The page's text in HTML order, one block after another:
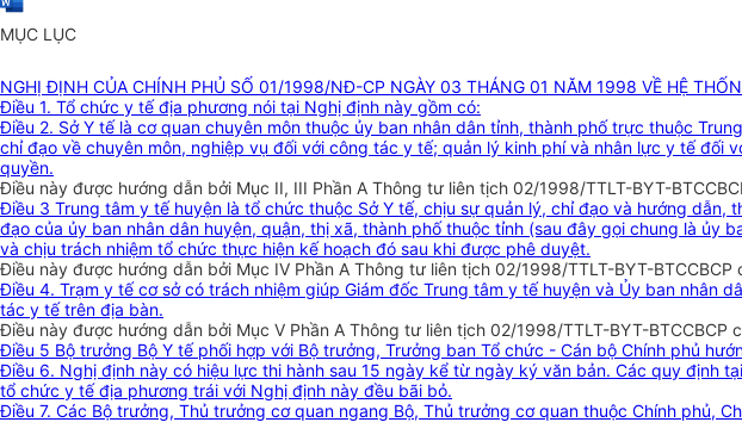
MỤC LỤC
NGHỊ ĐỊNH CỦA CHÍNH PHỦ SỐ 01/1998/NĐ-CP NGÀY 03 THÁNG 01 NĂM 1998 VỀ HỆ
Điều 1. Tổ chức y tế địa phương nói tại Nghị định này gồm có:
Điều 2. Sở Y tế là cơ quan chuyên môn thuộc ủy ban nhân dân tỉnh, thành phố trực thuộc
chỉ đạo về chuyên môn, nghiệp vụ đối với công tác y tế; quản lý kinh phí và nhân lực y tế
quyền.
Điều này được hướng dẫn bởi Mục II, III Phần A Thông tư liên tịch 02/1998/TTLT-BYT-
Điều 3 Trung tâm y tế huyện là tổ chức thuộc Sở Y tế, chịu sự quản lý, chỉ đạo và hướng
đạo của ủy ban nhân dân huyện, quận, thị xã, thành phố thuộc tỉnh (sau đây gọi chung là
và chịu trách nhiệm tổ chức thực hiện kế hoạch đó sau khi được phê duyệt.
Điều này được hướng dẫn bởi Mục IV Phần A Thông tư liên tịch 02/1998/TTLT-BYT-
Điều 4. Trạm y tế cơ sở có trách nhiệm giúp Giám đốc Trung tâm y tế huyện và Ủy ban
tác y tế trên địa bàn.
Điều này được hướng dẫn bởi Mục V Phần A Thông tư liên tịch 02/1998/TTLT-BYT-BTCCBCP
Điều 5 Bộ trưởng Bộ Y tế phối hợp với Bộ trưởng, Trưởng ban Tổ chức - Cán bộ Chính phủ
Điều 6. Nghị định này có hiệu lực thi hành sau 15 ngày kể từ ngày ký văn bản. Các quy định
tổ chức y tế địa phương trái với Nghị định này đều bãi bỏ.
Điều 7. Các Bộ trưởng, Thủ trưởng cơ quan ngang Bộ, Thủ trưởng cơ quan thuộc Chính phủ,